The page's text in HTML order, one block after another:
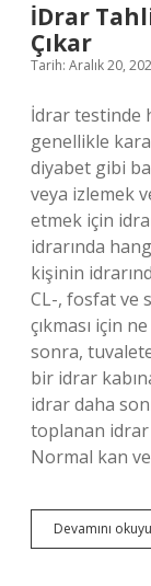
İDrar
Çıkar
Tarih: Aralık 20,
İdrar testinde
genellikle
diyabet gibi
veya izlemek
etmek için
idrarında
kişinin
CL-, fosfat ve
çıkması için
sonra,
bir idrar
idrar daha
toplanan idrar
Normal kan
Devamını